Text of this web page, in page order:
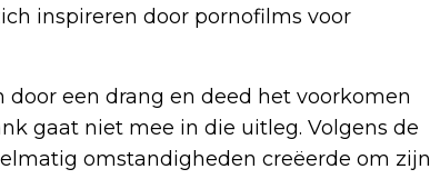
inspireren door pornofilms voor
een drang en deed het voorkomen
gaat niet mee in die uitleg. Volgens de
omstandigheden creëerde om zijn